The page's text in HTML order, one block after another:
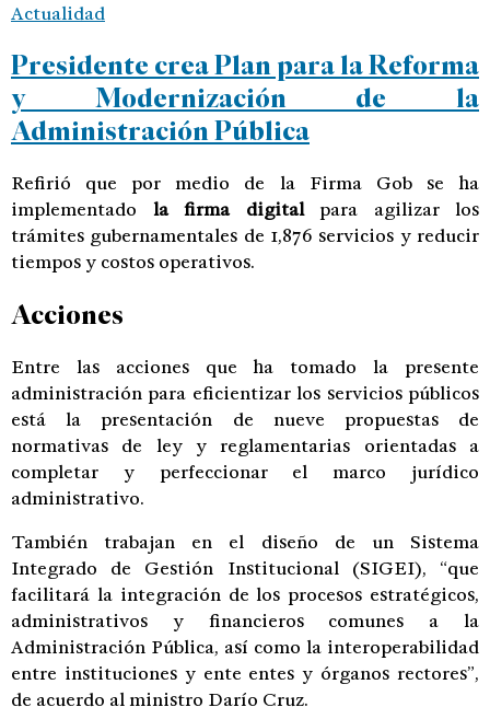
Actualidad
Presidente crea Plan para la Reforma
y Modernización de la
Administración Pública
Refirió que por medio de la Firma Gob se ha
implementado la firma digital para agilizar los
trámites gubernamentales de 1,876 servicios y reducir
tiempos y costos operativos.
Acciones
Entre las acciones que ha tomado la presente
administración para eficientizar los servicios públicos
está la presentación de nueve propuestas de
normativas de ley y reglamentarias orientadas a
completar y perfeccionar el marco jurídico
administrativo.
También trabajan en el diseño de un Sistema
Integrado de Gestión Institucional (SIGEI), “que
facilitará la integración de los procesos estratégicos,
administrativos y financieros comunes a la
Administración Pública, así como la interoperabilidad
entre instituciones y ente entes y órganos rectores”,
de acuerdo al ministro Darío Cruz.